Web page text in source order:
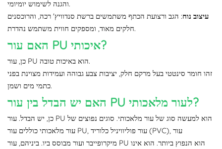
והגנה לשימוש יומיומי.
עיצוב נוח: הגב ורצועת הכתף משתמשים ברשת סנדוויץ' רכה, והרוכסנים
חלקים מאוד, ומספקים חווית משתמש נהדרת.
האם עור PU איכותי?
כן, עור PU הוא באיכות טובה.
זהו חומר סינטטי בעל מרקם חלק, יציבות צבע גבוהה ועמידות מצוינת בפני
כתמי מים ושמן.
האם יש הבדל בין עור PU לעור מלאכותי?
כן, יש הבדל. עור PU הוא למעשה סוג של עור מלאכותי. סוגים נפוצים של
עור מלאכותי כוללים עור PU, עור פוליוויניל כלוריד (PVC), עור
מיקרופייבר ועור מבוסס ביו. ביניהם, עור PU הוא הנפוץ ביותר. הוא אינו